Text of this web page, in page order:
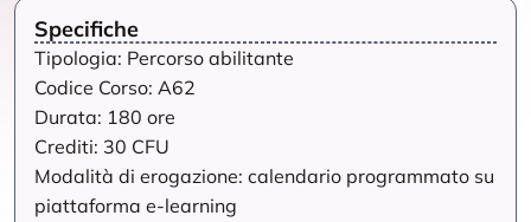
Specifiche
Tipologia: Percorso abilitante
Codice Corso: A62
Durata: 180 ore
Crediti: 30 CFU
Modalità di erogazione: calendario programmato su
piattaforma e-learning